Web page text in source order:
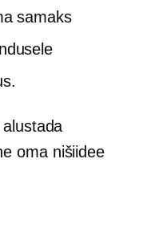
samaks
oma nišiidee